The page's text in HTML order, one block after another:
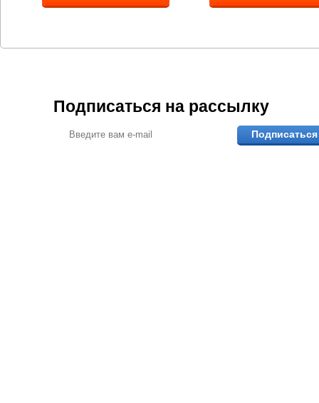
Подписаться на рассылку
Подписаться